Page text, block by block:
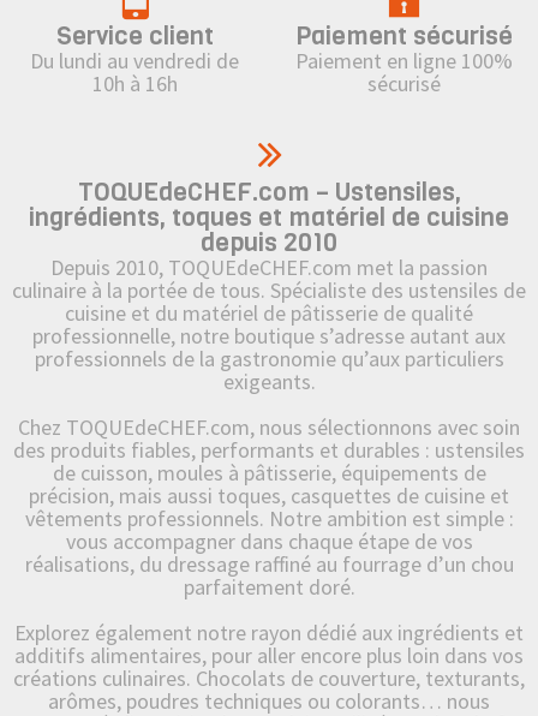
Service client
Du lundi au vendredi de
10h à 16h
Paiement sécurisé
Paiement en ligne 100%
sécurisé
TOQUEdeCHEF.com – Ustensiles,
ingrédients, toques et matériel de cuisine
depuis 2010
Depuis 2010, TOQUEdeCHEF.com met la passion
culinaire à la portée de tous. Spécialiste des ustensiles de
cuisine et du matériel de pâtisserie de qualité
professionnelle, notre boutique s’adresse autant aux
professionnels de la gastronomie qu’aux particuliers
exigeants.
Chez TOQUEdeCHEF.com, nous sélectionnons avec soin
des produits fiables, performants et durables : ustensiles
de cuisson, moules à pâtisserie, équipements de
précision, mais aussi toques, casquettes de cuisine et
vêtements professionnels. Notre ambition est simple :
vous accompagner dans chaque étape de vos
réalisations, du dressage raffiné au fourrage d’un chou
parfaitement doré.
Explorez également notre rayon dédié aux ingrédients et
additifs alimentaires, pour aller encore plus loin dans vos
créations culinaires. Chocolats de couverture, texturants,
arômes, poudres techniques ou colorants… nous